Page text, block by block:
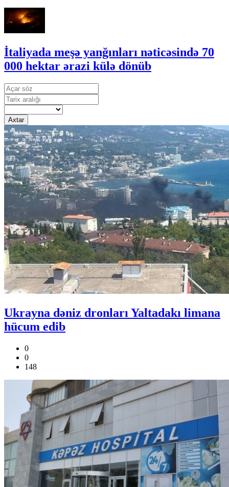
İtaliyada meşə yanğınları nəticəsində 70
000 hektar ərazi külə dönüb
Axtar
Ukrayna dəniz dronları Yaltadakı limana
hücum edib
0
0
148